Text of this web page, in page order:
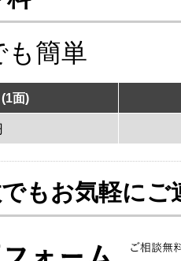
も簡単
面)
もお気軽にご